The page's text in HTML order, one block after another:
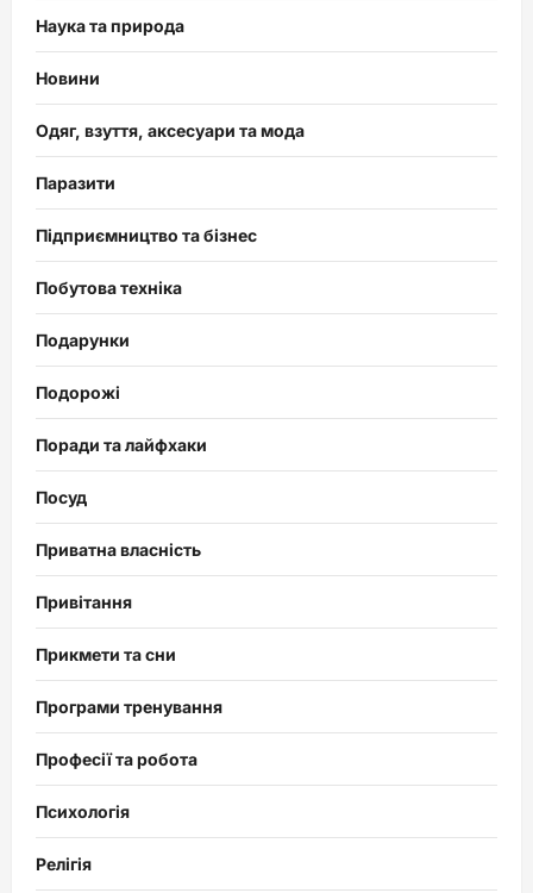
Наука та природа
Новини
Одяг, взуття, аксесуари та мода
Паразити
Підприємництво та бізнес
Побутова техніка
Подарунки
Подорожі
Поради та лайфхаки
Посуд
Приватна власність
Привітання
Прикмети та сни
Програми тренування
Професії та робота
Психологія
Релігія